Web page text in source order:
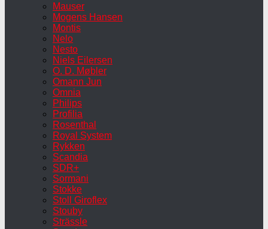
Mauser
Mogens Hansen
Montis
Nelo
Nesto
Niels Eilersen
O. D. Møbler
Omann Jun
Omnia
Philips
Profilia
Rosenthal
Royal System
Rykken
Scandia
SDR+
Sormani
Stokke
Stoll Giroflex
Stouby
Strässle